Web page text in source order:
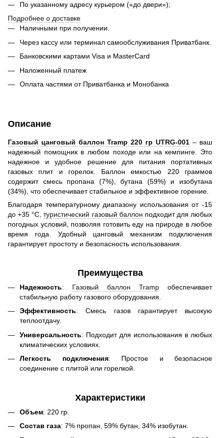
По указанному адресу курьером («до двери»);
Подробнее о доставке
Наличными при получении.
Через кассу или терминал самообслуживания Приватбанк.
Банковскими картами Visa и MasterCard
Наложенный платеж
Оплата частями от Приватбанка и Монобанка
Описание
Газовый цанговый баллон Tramp 220 гр UTRG-001 – ваш
надежный помощник в любом походе или на кемпинге. Это
надежное и удобное решение для питания портативных
газовых плит и горелок. Баллон емкостью 220 граммов
содержит смесь пропана (7%), бутана (59%) и изобутана
(34%), что обеспечивает стабильное и эффективное горение.
Благодаря температурному диапазону использования от -15
до +35 °С,туристический газовый баллон подходит для любых
погодных условий, позволяя готовить еду на природе в любое
время года. Удобный цанговый механизм подключения
гарантирует простоту и безопасность использования.
Преимущества
Надежность: Газовый баллон Tramp обеспечивает
стабильную работу газового оборудования.
Эффективность: Смесь газов гарантирует высокую
теплоотдачу.
Универсальность: Подходит для использования в любых
климатических условиях.
Легкость подключения: Простое и безопасное
соединение с плитой или горелкой.
Характеристики
Объем: 220 гр.
Состав газа: 7% пропан, 59% бутан, 34% изобутан.